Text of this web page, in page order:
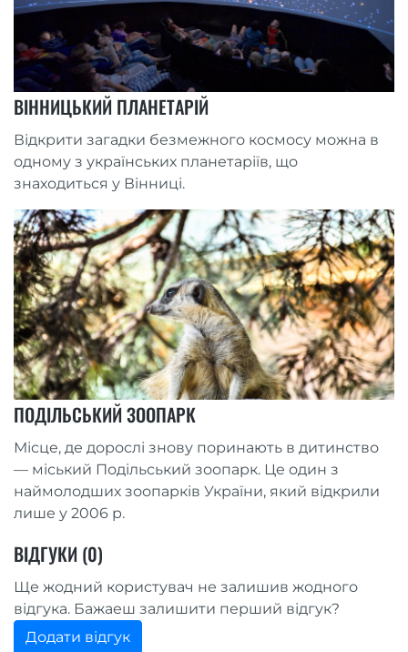
ВІННИЦЬКИЙ ПЛАНЕТАРІЙ
Відкрити загадки безмежного космосу можна в
одному з українських планетаріїв, що
знаходиться у Вінниці.
ПОДІЛЬСЬКИЙ ЗООПАРК
Місце, де дорослі знову поринають в дитинство
— міський Подільський зоопарк. Це один з
наймолодших зоопарків України, який відкрили
лише у 2006 р.
ВІДГУКИ (0)
Ще жодний користувач не залишив жодного
відгука. Бажаеш залишити перший відгук?
Додати відгук